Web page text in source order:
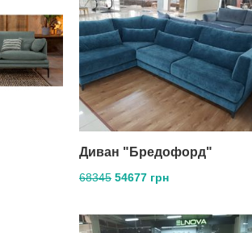
Диван "Бредофорд"
68345 54677 грн